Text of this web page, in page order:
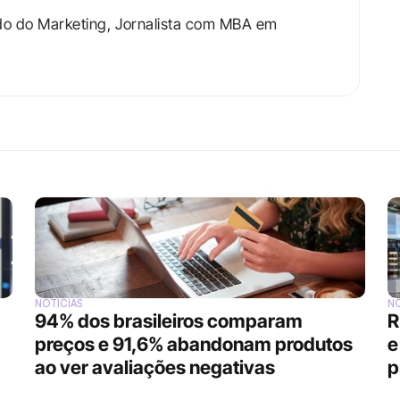
do Marketing, Jornalista com MBA em
NOTÍCIAS
94% dos brasileiros comparam
preços e 91,6% abandonam produtos
ao ver avaliações negativas